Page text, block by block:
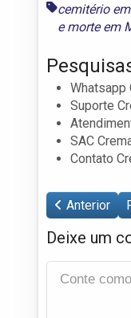
cemitério
emorte em
Whatsapp
Suporte
SAC
Contato
Anterior
Deixe um